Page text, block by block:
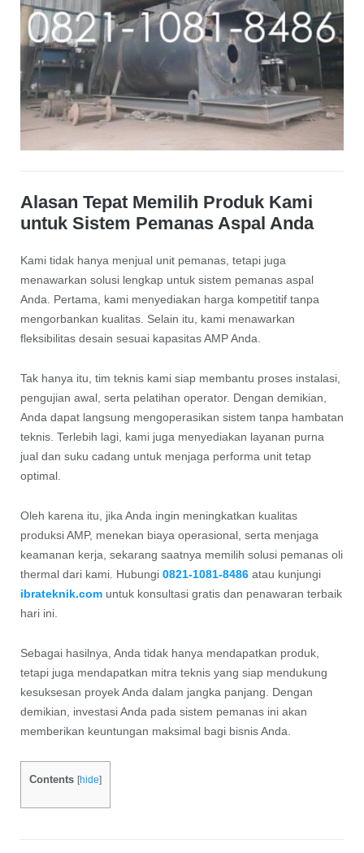
Alasan Tepat Memilih Produk Kami
untuk Sistem Pemanas Aspal Anda
Kami tidak hanya menjual unit pemanas, tetapi juga
menawarkan solusi lengkap untuk sistem pemanas aspal
Anda. Pertama, kami menyediakan harga kompetitif tanpa
mengorbankan kualitas. Selain itu, kami menawarkan
fleksibilitas desain sesuai kapasitas AMP Anda.
Tak hanya itu, tim teknis kami siap membantu proses instalasi,
pengujian awal, serta pelatihan operator. Dengan demikian,
Anda dapat langsung mengoperasikan sistem tanpa hambatan
teknis. Terlebih lagi, kami juga menyediakan layanan purna
jual dan suku cadang untuk menjaga performa unit tetap
optimal.
Oleh karena itu, jika Anda ingin meningkatkan kualitas
produksi AMP, menekan biaya operasional, serta menjaga
keamanan kerja, sekarang saatnya memilih solusi pemanas oli
thermal dari kami. Hubungi 0821-1081-8486atau kunjungi
ibrateknik.comuntuk konsultasi gratis dan penawaran terbaik
hari ini.
Sebagai hasilnya, Anda tidak hanya mendapatkan produk,
tetapi juga mendapatkan mitra teknis yang siap mendukung
kesuksesan proyek Anda dalam jangka panjang. Dengan
demikian, investasi Anda pada sistem pemanas ini akan
memberikan keuntungan maksimal bagi bisnis Anda.
Contents [hide]